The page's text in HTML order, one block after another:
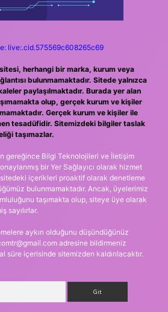
live:.cid.575569c608265c69
herhangi bir marka, kurum veya
bulunmamaktadır. Sitede yalnızca
paylaşılmaktadır. Burada yer alan
olup, gerçek kurum ve kişiler
Gerçek kurum ve kişiler ile
tesadüfidir. Sitemizdeki bilgiler taslak
taşımazlar.
gereğince Bilgi Teknolojileri ve İletişim
bir Yer Sağlayıcı olarak hizmet
içerikleri proaktif olarak denetleme
bulunmamaktadır. Ancak, üyelerimiz
taşımakta olup, siteye üye olarak
sayılırlar.
aykırı olduğunu düşündüğünüz
adresine bildirmeniz
süre içerisinde sitemizden kaldırılacaktır.